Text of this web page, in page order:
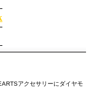
アクセサリーにダイヤモ